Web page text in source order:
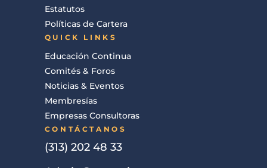
Estatutos
Políticas de Cartera
QUICK LINKS
Educación Continua
Comités & Foros
Noticias & Eventos
Membresías
Empresas Consultoras
CONTÁCTANOS
(313) 202 48 33